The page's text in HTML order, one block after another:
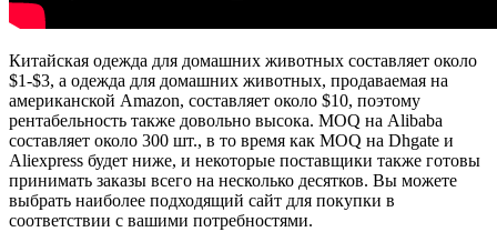
Китайская одежда для домашних животных составляет около
$1-$3, а одежда для домашних животных, продаваемая на
американской Amazon, составляет около $10, поэтому
рентабельность также довольно высока. MOQ на Alibaba
составляет около 300 шт., в то время как MOQ на Dhgate и
Aliexpress будет ниже, и некоторые поставщики также готовы
принимать заказы всего на несколько десятков. Вы можете
выбрать наиболее подходящий сайт для покупки в
соответствии с вашими потребностями.